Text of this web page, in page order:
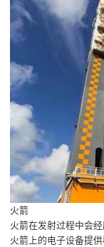
火箭
火箭在发射过程中会
火箭上的电子设备提